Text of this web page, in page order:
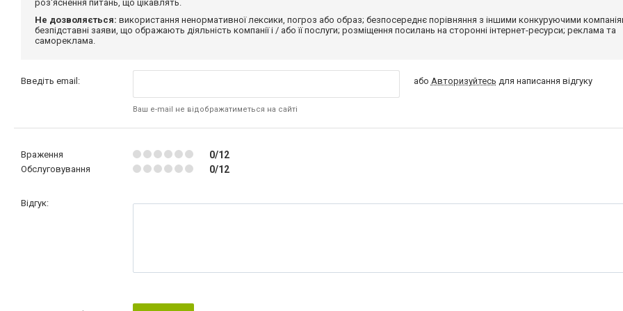
роз'яснення питань, що цікавлять.
Не дозволяється: використання ненормативної лексики, погроз або образ; безпосереднє порівняння з іншими конкуруючими
безпідставні заяви, що ображають діяльність компанії і / або її послуги; розміщення посилань на сторонні інтернет-ресурси; реклама та
самореклама.
Введіть email:
Ваш e-mail не відображатиметься на сайті
або Авторизуйтесь для написання відгуку
Враження 0/12
Обслуговування 0/12
Відгук: